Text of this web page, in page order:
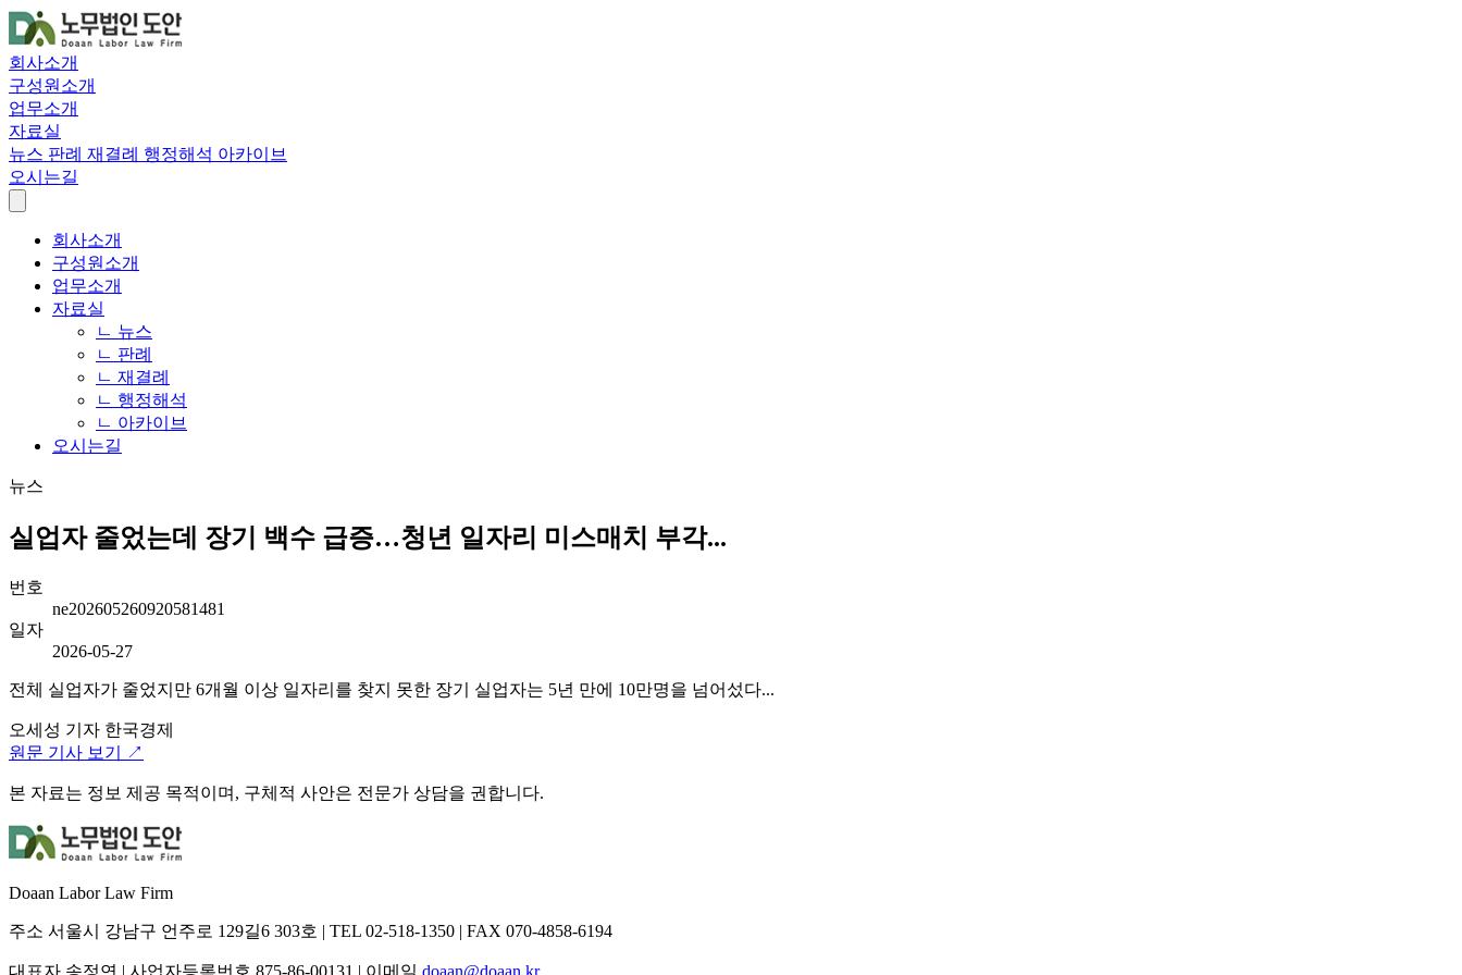
회사소개
구성원소개
업무소개
자료실
뉴스 판례 재결례 행정해석 아카이브
오시는길
회사소개
구성원소개
업무소개
자료실
ㄴ 뉴스
ㄴ 판례
ㄴ 재결례
ㄴ 행정해석
ㄴ 아카이브
오시는길
뉴스
실업자 줄었는데 장기 백수 급증…청년 일자리 미스매치 부각...
번호
ne202605260920581481
일자
2026-05-27
전체 실업자가 줄었지만 6개월 이상 일자리를 찾지 못한 장기 실업자는 5년 만에 10만명을 넘어섰다...
오세성 기자 한국경제
원문 기사 보기 ↗
본 자료는 정보 제공 목적이며, 구체적 사안은 전문가 상담을 권합니다.
Doaan Labor Law Firm
주소 서울시 강남구 언주로 129길6 303호 | TEL 02-518-1350 | FAX 070-4858-6194
대표자 송정연 | 사업자등록번호 875-86-00131 | 이메일 doaan@doaan.kr